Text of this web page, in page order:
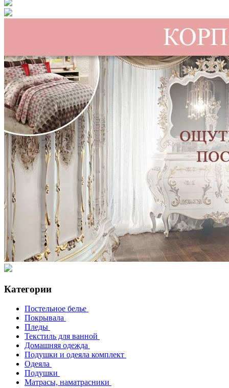
Категории
Постельное белье
Покрывала
Пледы
Текстиль для ванной
Домашняя одежда
Подушки и одеяла комплект
Одеяла
Подушки
Матрасы, наматрасники